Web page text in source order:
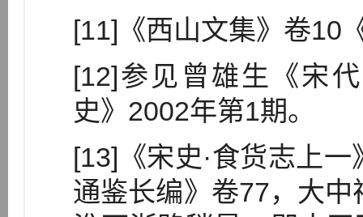
[11]《西山文集》卷10
[12]参见曾雄生《宋
史》2002年第1期。
[13]《宋史·食货志上
通鉴长编》卷77，大中